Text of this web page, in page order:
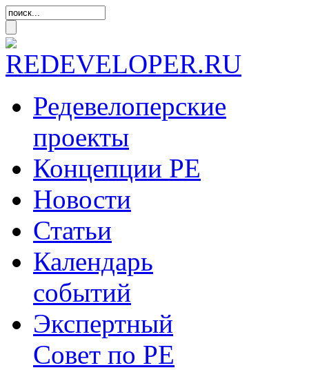
Редевелоперские
проекты
Концепции РЕ
Новости
Статьи
Календарь
событий
Экспертный
Совет по РЕ